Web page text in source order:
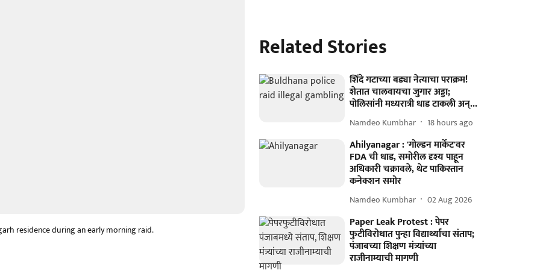
residence during an early morning raid.
Related Stories
शिंदे गटाच्या बड्या नेत्याचा पराक्रम!
शेतात चालवायचा जुगार अड्डा;
पोलिसांनी मध्यरात्री धाड टाकली अन्...
Namdeo Kumbhar 18 hours ago
Ahilyanagar : 'गोल्डन मार्केट'वर
FDA ची धाड, समोरील दृश्य पाहून
अधिकारी चक्रावले, थेट पाकिस्तान
कनेक्शन समोर
Namdeo Kumbhar 02 Aug 2026
Paper Leak Protest : पेपर
फुटीविरोधात पुन्हा विद्यार्थ्यांचा संताप;
पंजाबच्या शिक्षण मंत्र्यांच्या
राजीनाम्याची मागणी